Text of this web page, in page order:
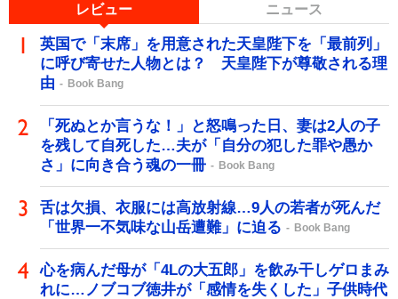
レビュー ニュース
英国で「末席」を用意された天皇陛下を「最前列」
に呼び寄せた人物とは？ 天皇陛下が尊敬される理
由
Book Bang
「死ぬとか言うな！」と怒鳴った日、妻は2人の子
を残して自死した…夫が「自分の犯した罪や愚か
さ」に向き合う魂の一冊
Book Bang
舌は欠損、衣服には高放射線…9人の若者が死んだ
「世界一不気味な山岳遭難」に迫る
Book Bang
心を病んだ母が「4Lの大五郎」を飲み干しゲロまみ
れに…ノブコブ徳井が「感情を失くした」子供時代